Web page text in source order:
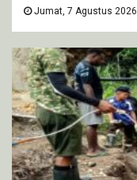
Jumat, 7 Agustus 2026